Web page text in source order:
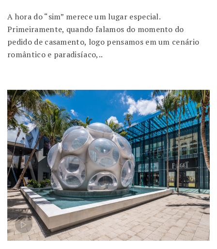
A hora do “sim” merece um lugar especial.
Primeiramente, quando falamos do momento do
pedido de casamento, logo pensamos em um cenário
romântico e paradisíaco,..